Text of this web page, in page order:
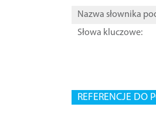
Nazwa słownika
Słowa kluczowe:
REFERENCJE DO